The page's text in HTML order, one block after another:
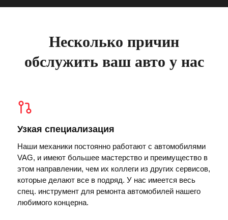
Несколько причин
обслужить ваш авто у нас
Узкая специализация
Наши механики постоянно работают с автомобилями
VAG, и имеют большее мастерство и преимущество в
этом направлении, чем их коллеги из других сервисов,
которые делают все в подряд. У нас имеется весь
спец. инструмент для ремонта автомобилей нашего
любимого концерна.